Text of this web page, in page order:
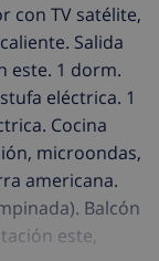
con TV satélite,
Salida
este. 1 dorm.
eléctrica. 1
Cocina
microondas,
americana.
Balcón
este,